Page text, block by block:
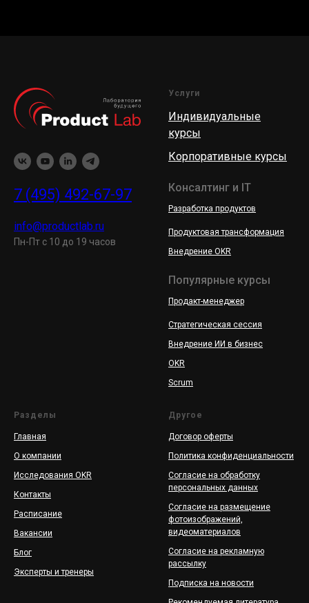
7 (495) 492-67-97
info@productlab.ru
Пн-Пт с 10 до 19 часов
Услуги
Индивидуальные
курсы
Корпоративные курсы
Консалтинг и IT
Разработка продуктов
Продуктовая трансформация
Внедрение OKR
Популярные курсы
Продакт-менеджер
Стратегическая сессия
Внедрение ИИ в бизнес
OKR
Scrum
Разделы
Главная
О компании
Исследования OKR
Контакты
Расписание
Вакансии
Блог
Эксперты и тренеры
Другое
Договор оферты
Политика конфиденциальности
Согласие на обработку
персональных данных
Согласие на размещение
фотоизображений,
видеоматериалов
Согласие на рекламную
рассылку
Подписка на новости